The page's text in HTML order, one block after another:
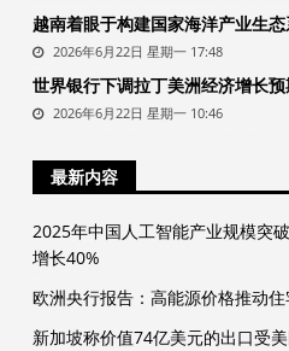
越南着眼于构建国家海洋产业生
2026年6月22日 星期一 17:48
世界银行下调拉丁美洲经济增长预
2026年6月22日 星期一 10:46
最新内容
2025年中国人工智能产业规模突
增长40%
欧洲央行报告：高能源价格推动
新加坡称价值74亿美元的出口受